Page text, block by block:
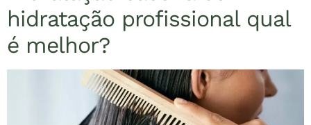
hidratação profissional qual
é melhor?